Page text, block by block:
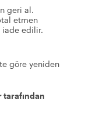
geri al.
etmen
edilir.
göre yeniden
tarafından